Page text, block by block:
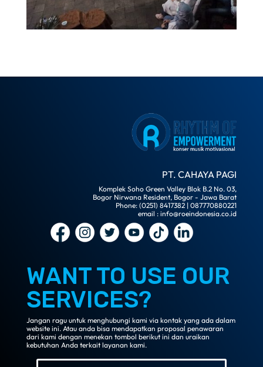
PT. CAHAYA PAGI
Komplek Soho Green Valley Blok B.2 No. 03,
Bogor Nirwana Resident, Bogor - Jawa Barat
Phone: (0251) 8417382 | 087770880221
email : info@roeindonesia.co.id
WANT TO USE OUR
SERVICES?
Jangan ragu untuk menghubungi kami via kontak yang ada dalam
website ini. Atau anda bisa mendapatkan proposal penawaran
dari kami dengan menekan tombol berikut ini dan uraikan
kebutuhan Anda terkait layanan kami.